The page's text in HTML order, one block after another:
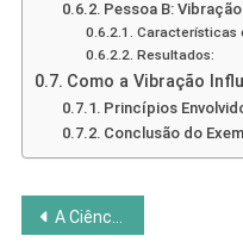
Pessoa B:
Características
Resultados:
Como a Vibração
Princípios
Conclusão do
Navegação
A Ciência da Curiosidade: Como Aprender Mais e Melhor